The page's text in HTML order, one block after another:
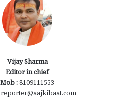
Vijay Sharma
Editor in chief
Mob :8109111553
reporter@aajkibaat.com